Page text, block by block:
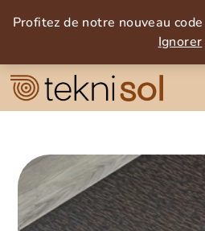
Profitez de notre nouveau
Ignorer